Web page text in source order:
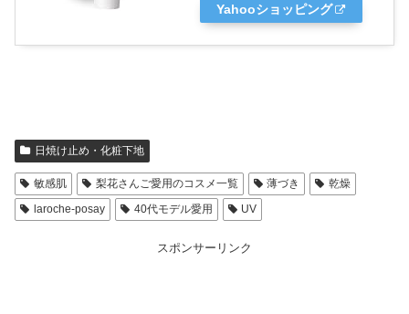
Yahooショッピング
日焼け止め・化粧下地
敏感肌 梨花さんご愛用のコスメ一覧 薄づき
乾燥
laroche-posay
40代モデル愛用 UV
スポンサーリンク